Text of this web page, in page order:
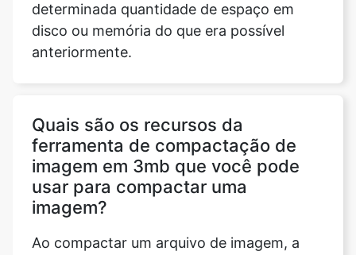
Quais são os recursos da
usar para compactar uma
imagem?
Ao compactar um arquivo de imagem, a
ferramenta de compactação de imagem
opções. Os recursos mais importantes são